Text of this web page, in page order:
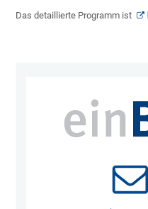
Das detaillierte Programm ist